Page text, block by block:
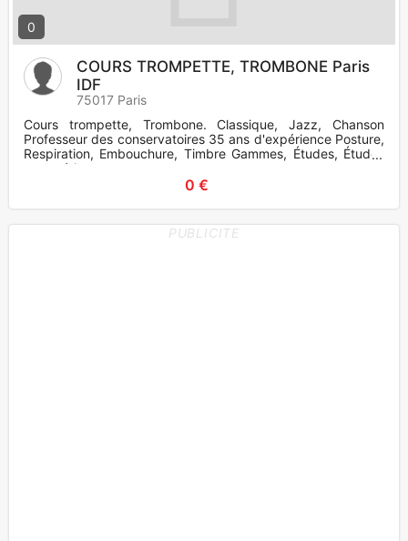
0
COURS TROMPETTE, TROMBONE Paris
IDF
75017 Paris
Cours trompette, Trombone. Classique, Jazz, Chanson
Professeur des conservatoires 35 ans d'expérience Posture,
Respiration, Embouchure, Timbre Gammes, Études, Études
caractéri
0 €
PUBLICITE